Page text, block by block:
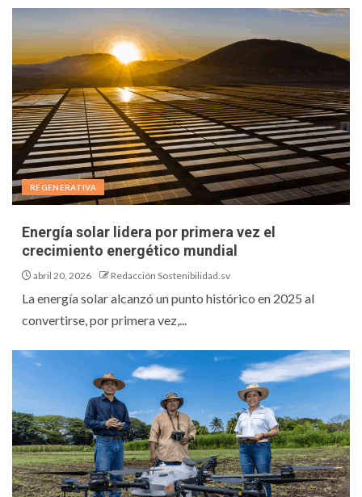
REGENERATIVA
Energía solar lidera por primera vez el
crecimiento energético mundial
abril 20, 2026 Redacción Sostenibilidad.sv
La energía solar alcanzó un punto histórico en 2025 al
convertirse, por primera vez,...